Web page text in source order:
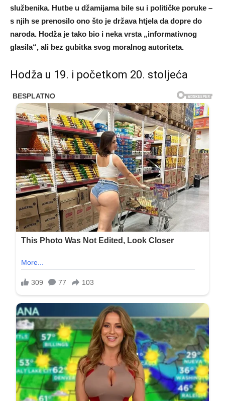
službenika. Hutbe u džamijama bile su i političke poruke –
s njih se prenosilo ono što je država htjela da dopre do
naroda. Hodža je tako bio i neka vrsta „informativnog
glasila“, ali bez gubitka svog moralnog autoriteta.
Hodža u 19. i početkom 20. stoljeća